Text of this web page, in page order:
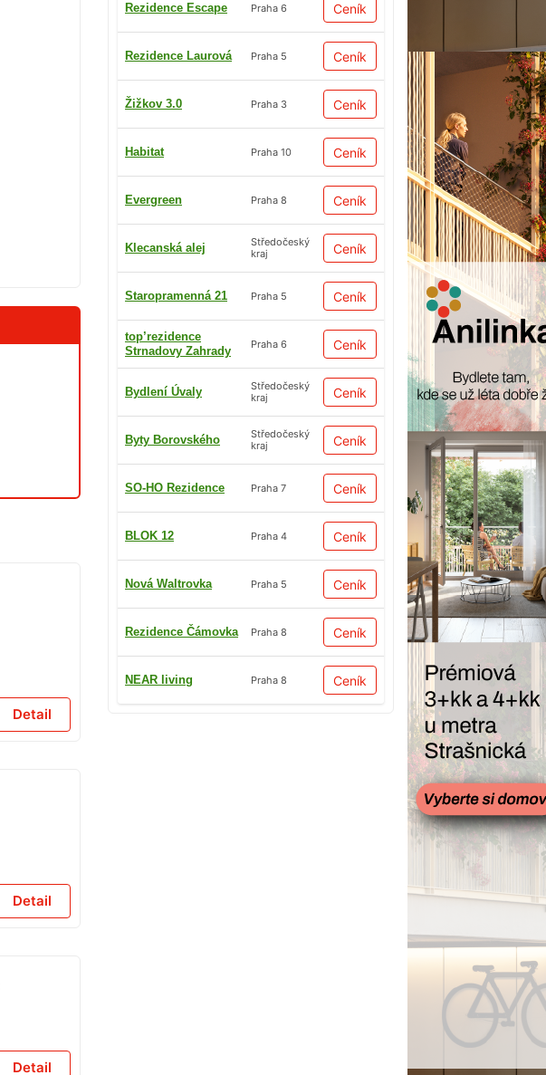
Rezidence Escape Praha 6 Ceník
Rezidence Laurová Praha 5 Ceník
Žižkov 3.0 Praha 3 Ceník
Habitat Praha 10 Ceník
Evergreen Praha 8 Ceník
Klecanská alej
Středočeský
kraj
Ceník
Staropramenná 21 Praha 5 Ceník
top’rezidence
Strnadovy Zahrady
Praha 6 Ceník
Bydlení Úvaly
Středočeský
kraj
Ceník
Byty Borovského
Středočeský
kraj
Ceník
SO-HO Rezidence Praha 7 Ceník
BLOK 12 Praha 4 Ceník
Nová Waltrovka Praha 5 Ceník
Rezidence Čámovka Praha 8 Ceník
NEAR living Praha 8 Ceník
Detail
Detail
Detail